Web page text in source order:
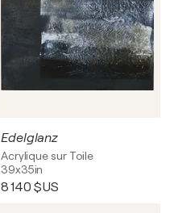
Edelglanz
Acrylique sur Toile
39x35in
8 140 $US